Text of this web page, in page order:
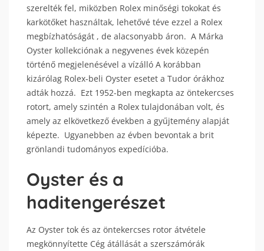
szerelték fel, miközben Rolex minőségi tokokat és
karkötőket használtak, lehetővé téve ezzel a Rolex
megbízhatóságát , de alacsonyabb áron. A Márka
Oyster kollekciónak a negyvenes évek közepén
történő megjelenésével a vízálló A korábban
kizárólag Rolex-beli Oyster esetet a Tudor órákhoz
adták hozzá. Ezt 1952-ben megkapta az öntekercses
rotort, amely szintén a Rolex tulajdonában volt, és
amely az elkövetkező években a gyűjtemény alapját
képezte. Ugyanebben az évben bevontak a brit
grönlandi tudományos expedícióba.
Oyster és a
haditengerészet
Az Oyster tok és az öntekercses rotor átvétele
megkönnyítette Cég átállását a szerszámórák